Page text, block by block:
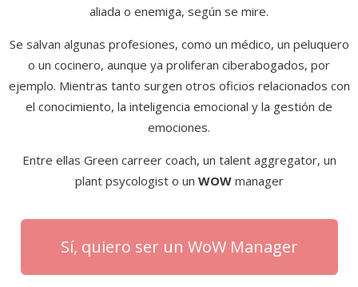
aliada o enemiga, según se mire.
Se salvan algunas profesiones, como un médico, un peluquero
o un cocinero, aunque ya proliferan ciberabogados, por
ejemplo. Mientras tanto surgen otros oficios relacionados con
el conocimiento, la inteligencia emocional y la gestión de
emociones.
Entre ellas Green carreer coach, un talent aggregator, un
plant psycologist o un WOW manager
Sí, quiero ser un WoW Manager